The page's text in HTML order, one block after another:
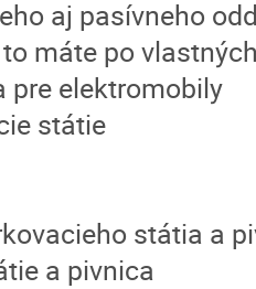
aj pasívneho
máte po
pre elektromobily
státie
státia a
a pivnica